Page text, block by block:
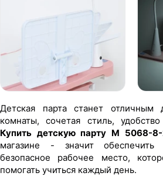
Детская парта станет отличным
комнаты, сочетая стиль,
Купить детскую парту M 5068-
магазине - значит
безопасное рабочее место,
помогать учиться каждый день.